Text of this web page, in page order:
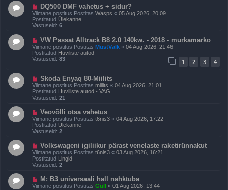
i
t
u
U
u
s
p
o
i
t
u
DQ500 DMF vahetus + sidur?
Viimane postitus Postitas Wasps « 05 Aug 2026, 20:09
Postitatud Ülekanne
Vastuseid: 6
U
u
s
p
o
t
u
s
VW Passat Alltrack B8 2.0 140kw. - 2018 - murkamarko
Viimane postitus Postitas MustVälk « 04 Aug 2026, 21:46
Postitatud Huviliste autod
Vastuseid: 83 1 2 3 4
U
u
s
p
i
t
u
Skoda Enyaq 80-Miilits
Viimane postitus Postitas miilits « 04 Aug 2026, 21:01
Postitatud Huviliste autod - VAG
Vastuseid: 21
U
u
s
p
i
t
u
Veovõlli otsa vahetus
Viimane postitus Postitas t6nis3 « 04 Aug 2026, 17:22
Postitatud Ülekanne
Vastuseid: 2
U
u
s
p
i
Volkswageni igiliikur pärast venelaste raketirünnakut
Viimane postitus Postitas t6nis3 « 03 Aug 2026, 16:21
Postitatud
Lingid
Vastuseid: 2
U
u
M: B3 universaali hall nahktuba
Viimane postitus Postitas Gull « 01 Aug 2026, 13:44